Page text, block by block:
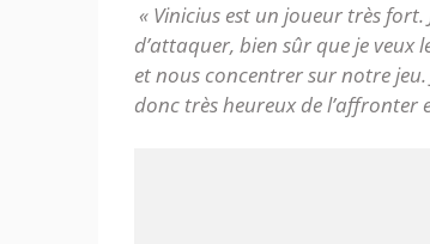
« Vinicius est un joueur très
d’attaquer, bien sûr que je veux
et nous concentrer sur notre jeu.
donc très heureux de l’affronter